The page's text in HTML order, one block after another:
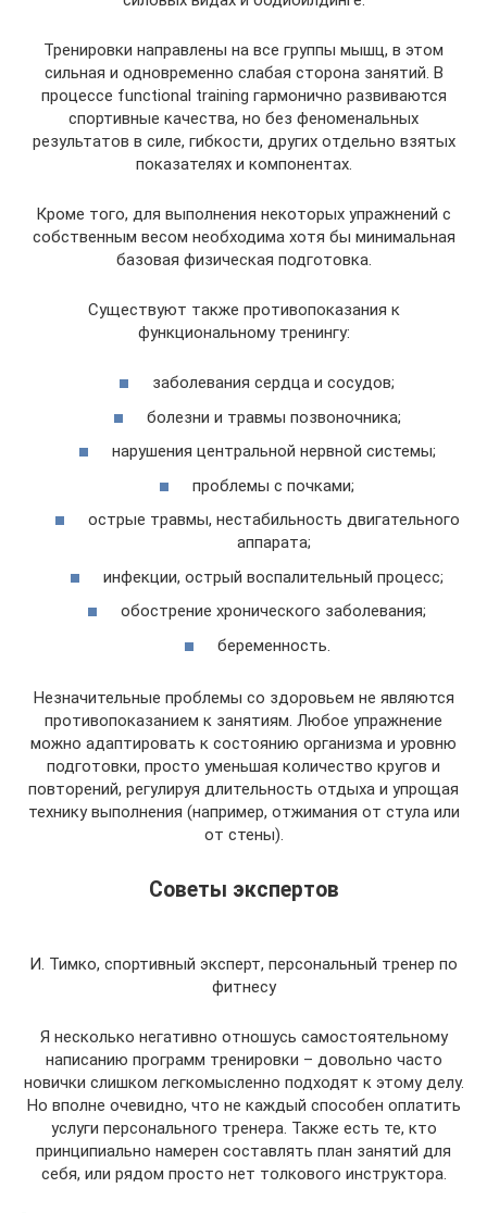
Тренировки направлены на все группы мышц, в этом
сильная и одновременно слабая сторона занятий. В
процессе functional training гармонично развиваются
спортивные качества, но без феноменальных
результатов в силе, гибкости, других отдельно взятых
показателях и компонентах.
Кроме того, для выполнения некоторых упражнений с
собственным весом необходима хотя бы минимальная
базовая физическая подготовка.
Существуют также противопоказания к
функциональному тренингу:
заболевания сердца и сосудов;
болезни и травмы позвоночника;
нарушения центральной нервной системы;
проблемы с почками;
острые травмы, нестабильность двигательного
аппарата;
инфекции, острый воспалительный процесс;
обострение хронического заболевания;
беременность.
Незначительные проблемы со здоровьем не являются
противопоказанием к занятиям. Любое упражнение
можно адаптировать к состоянию организма и уровню
подготовки, просто уменьшая количество кругов и
повторений, регулируя длительность отдыха и упрощая
технику выполнения (например, отжимания от стула или
от стены).
Советы экспертов
И. Тимко, спортивный эксперт, персональный тренер по
фитнесу
Я несколько негативно отношусь самостоятельному
написанию программ тренировки – довольно часто
новички слишком легкомысленно подходят к этому делу.
Но вполне очевидно, что не каждый способен оплатить
услуги персонального тренера. Также есть те, кто
принципиально намерен составлять план занятий для
себя, или рядом просто нет толкового инструктора.